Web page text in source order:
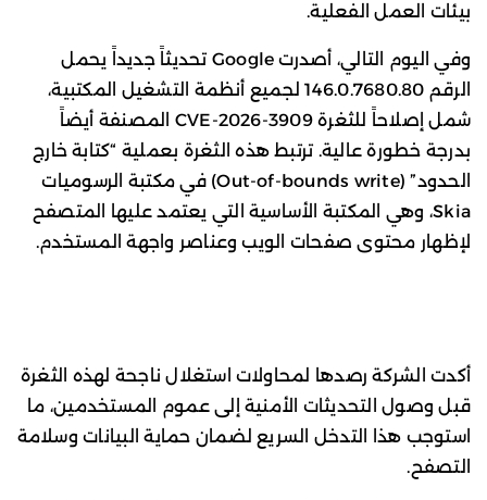
بيئات العمل الفعلية.
وفي اليوم التالي، أصدرت Google تحديثاً جديداً يحمل
الرقم 146.0.7680.80 لجميع أنظمة التشغيل المكتبية،
شمل إصلاحاً للثغرة CVE-2026-3909 المصنفة أيضاً
بدرجة خطورة عالية. ترتبط هذه الثغرة بعملية “كتابة خارج
الحدود” (Out-of-bounds write) في مكتبة الرسوميات
Skia، وهي المكتبة الأساسية التي يعتمد عليها المتصفح
لإظهار محتوى صفحات الويب وعناصر واجهة المستخدم.
أكدت الشركة رصدها لمحاولات استغلال ناجحة لهذه الثغرة
قبل وصول التحديثات الأمنية إلى عموم المستخدمين، ما
استوجب هذا التدخل السريع لضمان حماية البيانات وسلامة
التصفح.